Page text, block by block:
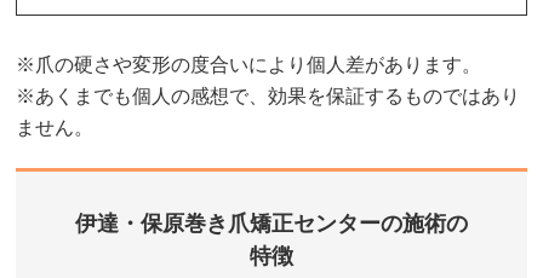
※爪の硬さや変形の度合いにより個人差があります。
※あくまでも個人の感想で、効果を保証するものではあり
ません。
伊達・保原巻き爪矯正センターの施術の
特徴